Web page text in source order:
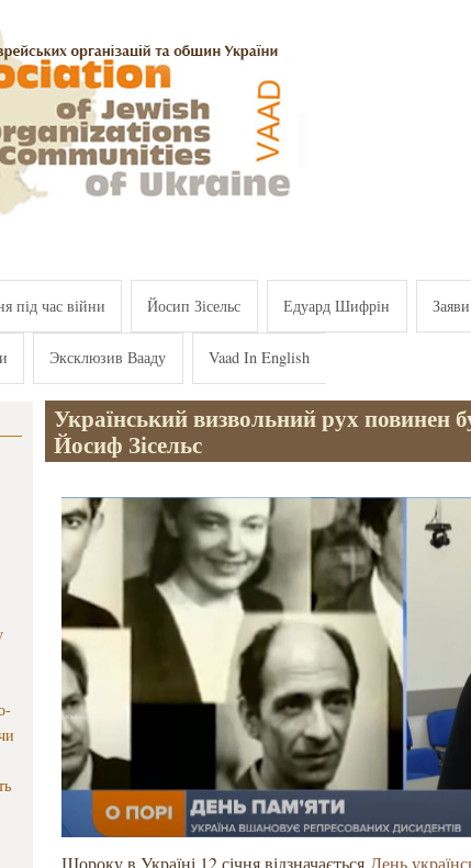
під час війни Йосип Зісельс Едуард Шифрін Заяви
Эксклюзив Вааду Vaad In English
Український визвольний рух повинен
Йосиф Зісельс
Щороку в Україні 12 січня відзначається День